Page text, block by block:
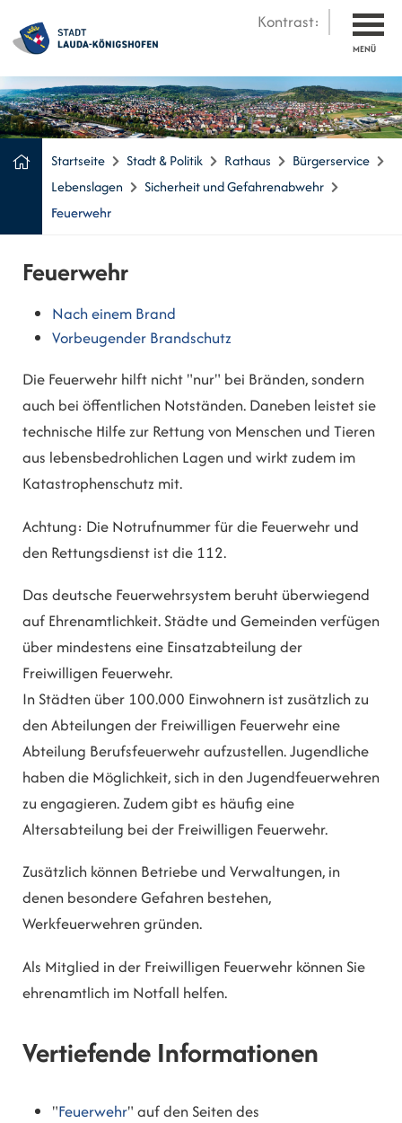
Kontrast:
MENÜ
Startseite Stadt & Politik Rathaus
Bürgerservice
Lebenslagen
Sicherheit und Gefahrenabwehr
Feuerwehr
Feuerwehr
Nach einem Brand
Vorbeugender Brandschutz
Die Feuerwehr hilft nicht "nur" bei Bränden, sondern
auch bei öffentlichen Notständen. Daneben leistet sie
technische Hilfe zur Rettung von Menschen und Tieren
aus lebensbedrohlichen Lagen und wirkt zudem im
Katastrophenschutz mit.
Achtung: Die Notrufnummer für die Feuerwehr und
den Rettungsdienst ist die 112.
Das deutsche Feuerwehrsystem beruht überwiegend
auf Ehrenamtlichkeit. Städte und Gemeinden verfügen
über mindestens eine Einsatzabteilung der
Freiwilligen Feuerwehr.
In Städten über 100.000 Einwohnern ist zusätzlich zu
den Abteilungen der Freiwilligen Feuerwehr eine
Abteilung Berufsfeuerwehr aufzustellen. Jugendliche
haben die Möglichkeit, sich in den Jugendfeuerwehren
zu engagieren. Zudem gibt es häufig eine
Altersabteilung bei der Freiwilligen Feuerwehr.
Zusätzlich können Betriebe und Verwaltungen, in
denen besondere Gefahren bestehen,
Werkfeuerwehren gründen.
Als Mitglied in der Freiwilligen Feuerwehr können Sie
ehrenamtlich im Notfall helfen.
Vertiefende Informationen
"Feuerwehr" auf den Seiten des